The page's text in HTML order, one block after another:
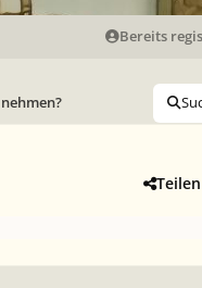
Bereits
Teilen